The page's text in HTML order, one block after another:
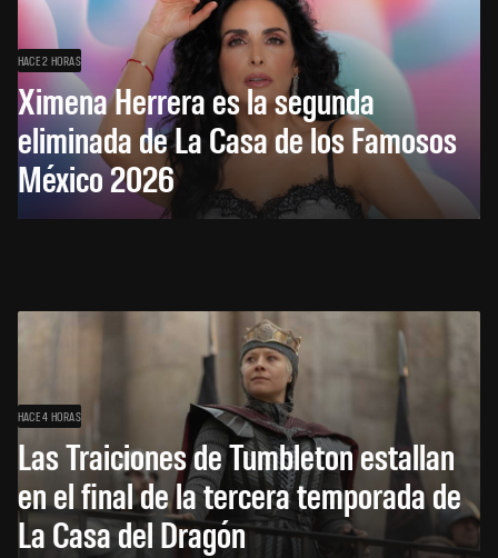
HACE 2 HORAS
Ximena Herrera es la segunda
eliminada de La Casa de los Famosos
México 2026
HACE 4 HORAS
Las Traiciones de Tumbleton estallan
en el final de la tercera temporada de
La Casa del Dragón